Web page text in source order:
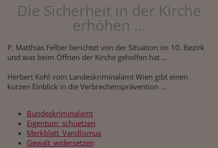
Die Sicherheit in der Kirche
erhöhen ...
P. Matthias Felber berichtet von der Situation im 10. Bezirk
und was beim Öffnen der Kirche geholfen hat ...
Herbert Kohl vom Landeskriminalamt Wien gibt einen
kurzen Einblick in die Verbrechensprävention ...
Bundeskriminalamt
Eigentum_schuetzen
Merkblatt_Vandlismus
Gewalt_widersetzen